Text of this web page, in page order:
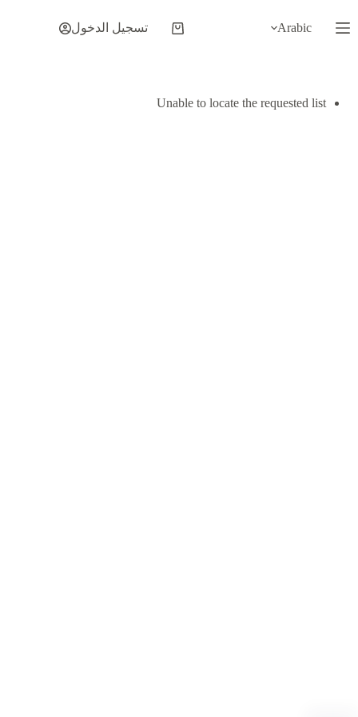
إلى
المحتوى
Arabic
عربة
تسجيل الدخول
Unable to locate the requested list